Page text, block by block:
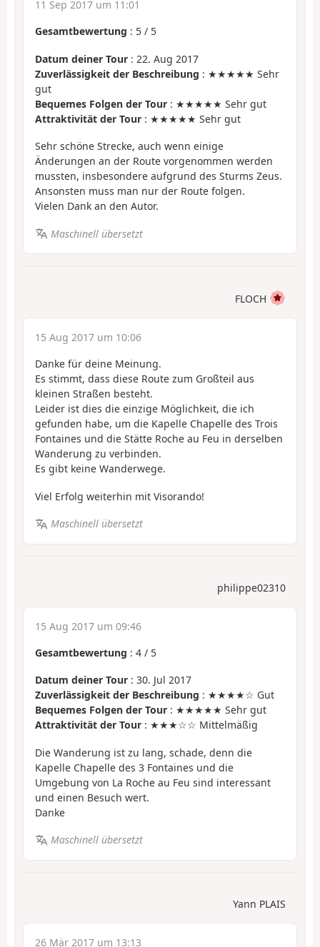
11 Sep 2017 um 11:01
Gesamtbewertung : 5 / 5
Datum deiner Tour : 22. Aug 2017
Zuverlässigkeit der Beschreibung : ★★★★★ Sehr
gut
Bequemes Folgen der Tour : ★★★★★ Sehr gut
Attraktivität der Tour : ★★★★★ Sehr gut
Sehr schöne Strecke, auch wenn einige
Änderungen an der Route vorgenommen werden
mussten, insbesondere aufgrund des Sturms Zeus.
Ansonsten muss man nur der Route folgen.
Vielen Dank an den Autor.
Maschinell übersetzt
FLOCH
15 Aug 2017 um 10:06
Danke für deine Meinung.
Es stimmt, dass diese Route zum Großteil aus
kleinen Straßen besteht.
Leider ist dies die einzige Möglichkeit, die ich
gefunden habe, um die Kapelle Chapelle des Trois
Fontaines und die Stätte Roche au Feu in derselben
Wanderung zu verbinden.
Es gibt keine Wanderwege.
Viel Erfolg weiterhin mit Visorando!
Maschinell übersetzt
philippe02310
15 Aug 2017 um 09:46
Gesamtbewertung : 4 / 5
Datum deiner Tour : 30. Jul 2017
Zuverlässigkeit der Beschreibung : ★★★★☆ Gut
Bequemes Folgen der Tour : ★★★★★ Sehr gut
Attraktivität der Tour : ★★★☆☆ Mittelmäßig
Die Wanderung ist zu lang, schade, denn die
Kapelle Chapelle des 3 Fontaines und die
Umgebung von La Roche au Feu sind interessant
und einen Besuch wert.
Danke
Maschinell übersetzt
Yann PLAIS
26 Mär 2017 um 13:13